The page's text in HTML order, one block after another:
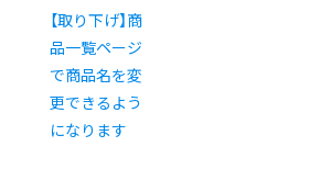
【取り下げ】商
品一覧ページ
で商品名を変
更できるよう
になります